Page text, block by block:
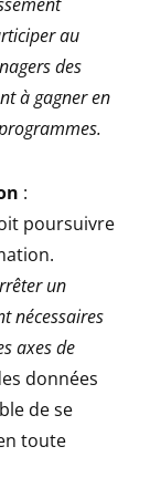
au
des
à gagner en
:
poursuivre
un
nécessaires
axes de
données
de se
toute